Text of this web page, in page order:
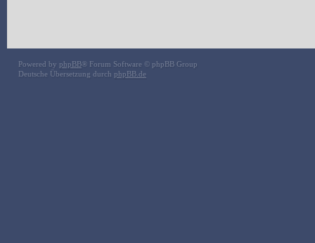
Powered by phpBB® Forum Software © phpBB Group
Deutsche Übersetzung durch phpBB.de